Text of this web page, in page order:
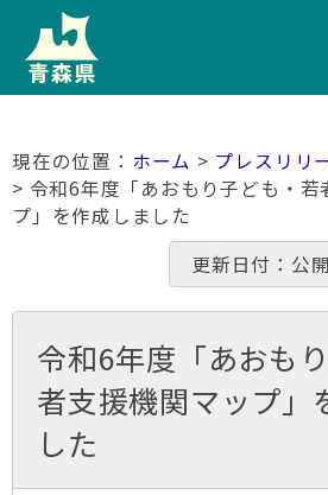
ホーム > プレスリリ
> 令和6年度「あおもり子ども・若
プ」を作成しました
更新日付：公
令和6年度「あおも
者支援機関マップ」
した